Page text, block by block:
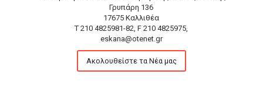
Γρυπάρη 136
17675 Καλλιθέα
T 210 4825981-82, F 210 4825975,
eskana@otenet.gr
Ακολουθείστε τα Νέα μας